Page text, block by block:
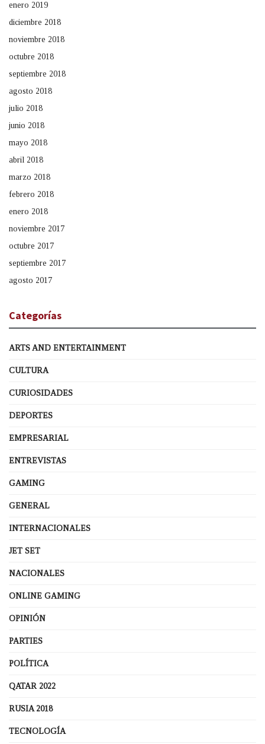
enero 2019
diciembre 2018
noviembre 2018
octubre 2018
septiembre 2018
agosto 2018
julio 2018
junio 2018
mayo 2018
abril 2018
marzo 2018
febrero 2018
enero 2018
noviembre 2017
octubre 2017
septiembre 2017
agosto 2017
Categorías
ARTS AND ENTERTAINMENT
CULTURA
CURIOSIDADES
DEPORTES
EMPRESARIAL
ENTREVISTAS
GAMING
GENERAL
INTERNACIONALES
JET SET
NACIONALES
ONLINE GAMING
OPINIÓN
PARTIES
POLÍTICA
QATAR 2022
RUSIA 2018
TECNOLOGÍA